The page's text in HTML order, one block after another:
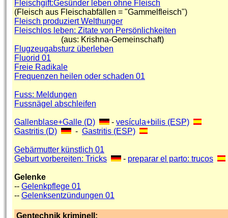
Fleischgift:Gesünder leben ohne Fleisch
(Fleisch aus Fleischabfällen = "Gammelfleisch")
Fleisch produziert Welthunger
Fleischlos leben: Zitate von Persönlichkeiten
(aus: Krishna-Gemeinschaft)
Flugzeugabsturz überleben
Fluorid 01
Freie Radikale
Frequenzen heilen oder schaden 01
Fuss: Meldungen
Fussnägel abschleifen
Gallenblase+Galle (D) - vesícula+bilis (ESP)
Gastritis (D)
- Gastritis (ESP)
Gebärmutter künstlich 01
Geburt vorbereiten: Tricks
- preparar el parto: trucos
Gelenke
-- Gelenkpflege 01
-- Gelenksentzündungen 01
Gentechnik kriminell: